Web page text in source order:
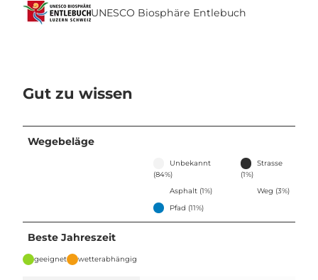
UNESCO Biosphäre Entlebuch
Gut zu wissen
Wegebeläge
Unbekannt
(84%)
Strasse
(1%)
Asphalt (1%)
Weg (3%)
Pfad (11%)
Beste Jahreszeit
geeignet wetterabhängig